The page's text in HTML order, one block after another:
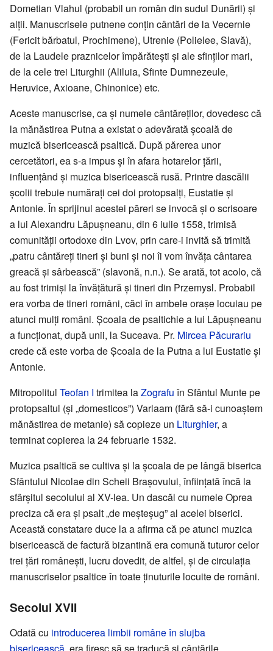
Dometian Vlahul (probabil un român din sudul Dunării) și
alții. Manuscrisele putnene conțin cântări de la Vecernie
(Fericit bărbatul, Prochimene), Utrenie (Polielee, Slavă),
de la Laudele praznicelor împărătești și ale sfinților mari,
de la cele trei Liturghii (Aliluia, Sfinte Dumnezeule,
Heruvice, Axioane, Chinonice) etc.
Aceste manuscrise, ca și numele cântăreților, dovedesc că
la mănăstirea Putna a existat o adevărată școală de
muzică bisericească psaltică. După părerea unor
cercetători, ea s-a impus și în afara hotarelor țării,
influențând și muzica bisericească rusă. Printre dascălii
școlii trebuie numărați cei doi protopsalți, Eustatie și
Antonie. În sprijinul acestei păreri se invocă și o scrisoare
a lui Alexandru Lăpușneanu, din 6 iulie 1558, trimisă
comunității ortodoxe din Lvov, prin care-i invită să trimită
„patru cântăreți tineri și buni și noi îi vom învăța cântarea
greacă și sârbească” (slavonă, n.n.). Se arată, tot acolo, că
au fost trimiși la învățătură și tineri din Przemysl. Probabil
era vorba de tineri români, căci în ambele orașe locuiau pe
atunci mulți români. Școala de psaltichie a lui Lăpușneanu
a funcționat, după unii, la Suceava. Pr. Mircea Păcurariu
crede că este vorba de Școala de la Putna a lui Eustatie și
Antonie.
Mitropolitul Teofan I trimitea laZografu în Sfântul Munte pe
protopsaltul (și „domesticos”) Varlaam (fără să-i cunoaștem
mănăstirea de metanie) să copieze un Liturghier, a
terminat copierea la 24 februarie 1532.
Muzica psaltică se cultiva și la școala de pe lângă biserica
Sfântului Nicolae din Scheii Brașovului, înființată încă la
sfârșitul secolului al XV-lea. Un dascăl cu numele Oprea
preciza că era și psalt „de meșteșug” al acelei biserici.
Această constatare duce la a afirma că pe atunci muzica
bisericească de factură bizantină era comună tuturor celor
trei țări românești, lucru dovedit, de altfel, și de circulația
manuscriselor psaltice în toate ținuturile locuite de români.
Secolul XVII
Odată cu introducerea limbii române în slujba
bisericească , era firesc să se traducă și cântările